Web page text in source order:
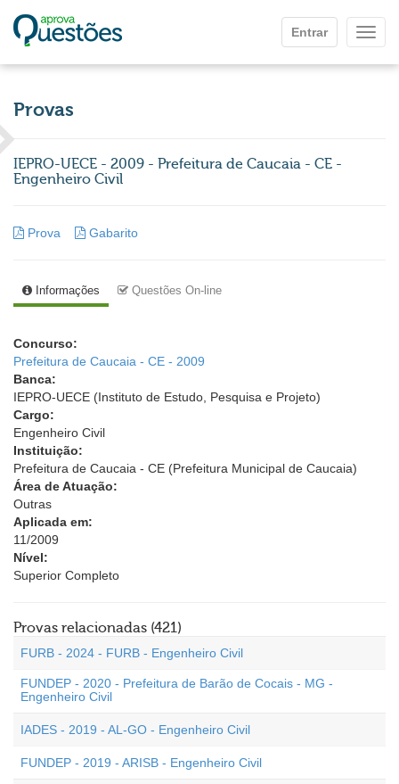
Entrar
Provas
IEPRO-UECE - 2009 - Prefeitura de Caucaia - CE -
Engenheiro Civil
Prova Gabarito
Informações Questões On-line
Concurso:
Prefeitura de Caucaia - CE - 2009
Banca:
IEPRO-UECE (Instituto de Estudo, Pesquisa e Projeto)
Cargo:
Engenheiro Civil
Instituição:
Prefeitura de Caucaia - CE (Prefeitura Municipal de Caucaia)
Área de Atuação:
Outras
Aplicada em:
11/2009
Nível:
Superior Completo
Provas relacionadas (421)
FURB - 2024 - FURB - Engenheiro Civil
FUNDEP - 2020 - Prefeitura de Barão de Cocais - MG -
Engenheiro Civil
IADES - 2019 - AL-GO - Engenheiro Civil
FUNDEP - 2019 - ARISB - Engenheiro Civil